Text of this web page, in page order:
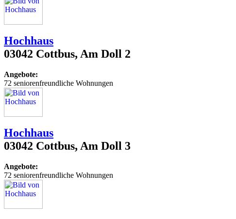
Hochhaus
03042 Cottbus, Am Doll 2
Angebote:
72 seniorenfreundliche Wohnungen
Hochhaus
03042 Cottbus, Am Doll 3
Angebote:
72 seniorenfreundliche Wohnungen